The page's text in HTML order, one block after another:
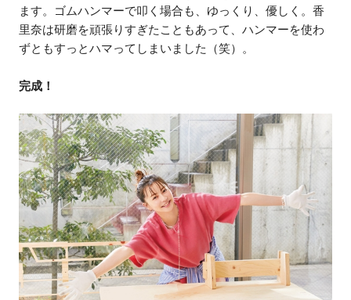
ます。ゴムハンマーで叩く場合も、ゆっくり、優しく。香
里奈は研磨を頑張りすぎたこともあって、ハンマーを使わ
ずともすっとハマってしまいました（笑）。
完成！